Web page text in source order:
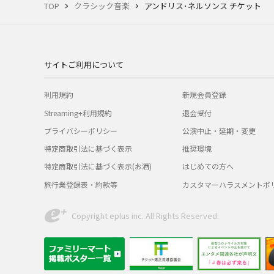
TOP クラシック音楽 アンドリス･ネルソンス チケット
サイトご利用について
利用規約
Streaming+利用規約
プライバシーポリシー
特定商取引法に基づく表示
特定商取引法に基づく表示(お酒)
旅行業登録表・約款等
新規会員登録
退会受付
公演中止・延期・変更
推奨環境
はじめての方へ
カスタマーハラスメントポ
Copyright eplus inc. All Rights Reserved.